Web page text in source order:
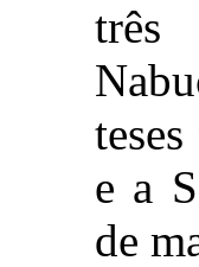
e a
de